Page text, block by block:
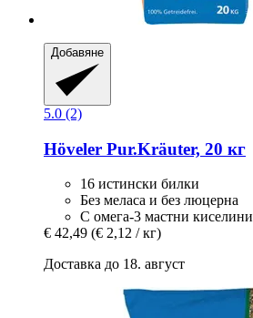
Добавяне
5.0 (2)
Höveler Pur.Kräuter, 20 кг
16 истински билки
Без меласа и без люцерна
С омега-3 мастни киселини
€ 42,49 (€ 2,12 / кг)
Доставка до 18. август